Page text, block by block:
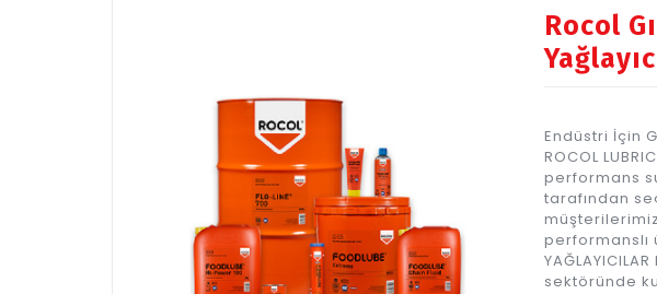
Rocol
Endüstri İçin
ROCOL
performans
tarafından
performanslı
sektöründe